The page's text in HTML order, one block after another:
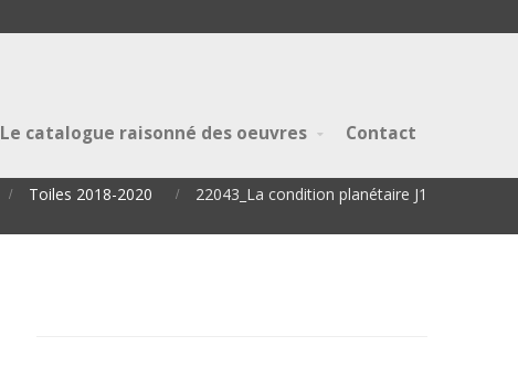
Le catalogue raisonné des oeuvres Contact
Toiles 2018-2020 22043_La condition planétaire J1